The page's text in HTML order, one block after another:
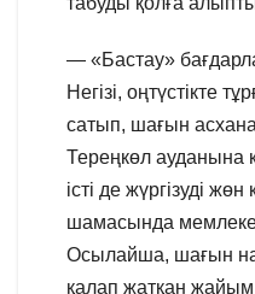
— «Бастау»
Негізі, оңтүстікте
сатып, шағын асхана
Тереңкөл ауданына
істі де жүргізуді
шамасында
Осылайша, шағын
қалап жатқан